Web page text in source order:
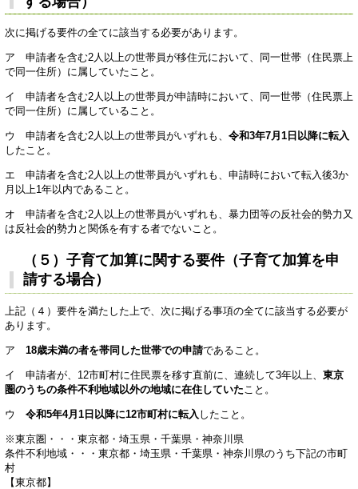
次に掲げる要件の全てに該当する必要があります。
ア 申請者を含む2人以上の世帯員が移住元において、同一世帯（住民票上
で同一住所）に属していたこと。
イ 申請者を含む2人以上の世帯員が申請時において、同一世帯（住民票上
で同一住所）に属していること。
ウ 申請者を含む2人以上の世帯員がいずれも、 令和3年7月1日以降に転入
したこと。
エ 申請者を含む2人以上の世帯員がいずれも、申請時において転入後3か
月以上1年以内であること。
オ 申請者を含む2人以上の世帯員がいずれも、暴力団等の反社会的勢力又
は反社会的勢力と関係を有する者でないこと。
（５）子育て加算に関する要件（子育て加算を申
請する場合）
上記（４）要件を満たした上で、次に掲げる事項の全てに該当する必要が
あります。
ア 18歳未満の者を帯同した世帯での申請であること。
イ 申請者が、12市町村に住民票を移す直前に、連続して3年以上、 東京
圏のうちの条件不利地域以外の地域に在住していた こと。
ウ 令和5年4月1日以降に12市町村に転入 したこと。
※東京圏・・・東京都・埼玉県・千葉県・神奈川県
条件不利地域・・・東京都・埼玉県・千葉県・神奈川県のうち下記の市町
村
【東京都】